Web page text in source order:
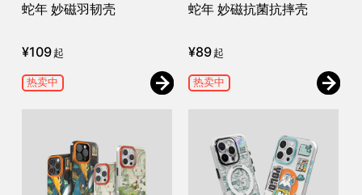
蛇年 妙磁羽韧壳
¥109 起
热卖中
蛇年 妙磁抗菌抗摔壳
¥89 起
热卖中